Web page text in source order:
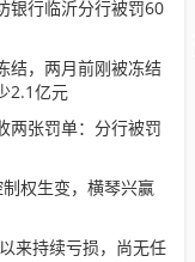
银行临沂分行被罚60
结，两月前刚被冻结
2.1亿元
两张罚单：分行被罚
权生变，横琴兴赢
来持续亏损，尚无任